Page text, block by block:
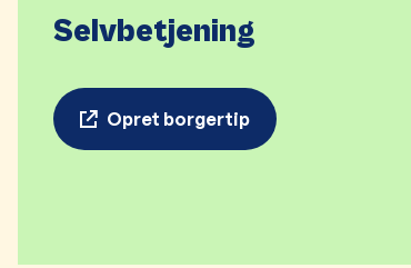
Selvbetjening
Opret borgertip